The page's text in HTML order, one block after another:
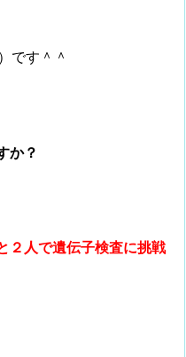
）です＾＾
か？
２人で遺伝子検査に挑戦